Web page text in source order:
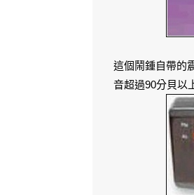
這個鬧鍾自帶的
音超過90分貝以